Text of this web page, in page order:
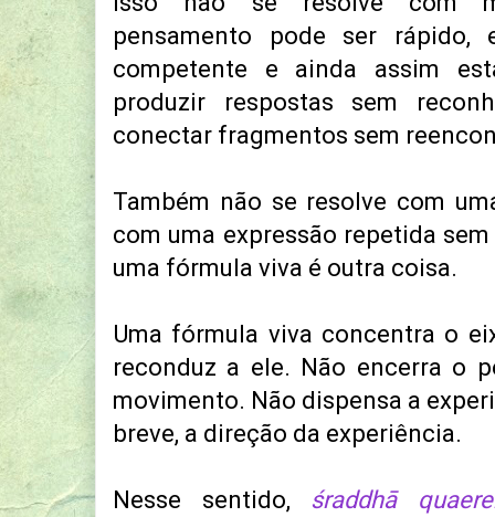
pensamento pode ser rápido,
competente e ainda assim
produzir respostas sem
conectar fragmentos sem
Também não se resolve com
com uma expressão repetida
uma fórmula viva é outra coisa.
Uma fórmula viva concentra o
reconduz a ele. Não encerra o
movimento. Não dispensa a
breve, a direção da experiência.
Nesse sentido, śraddhā